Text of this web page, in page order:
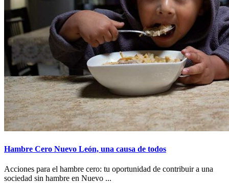
Hambre Cero Nuevo León, una causa de todos
Acciones para el hambre cero: tu oportunidad de contribuir a una
sociedad sin hambre en Nuevo ...